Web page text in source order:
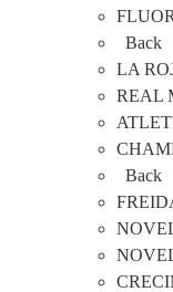
FLUOR
Back
LA
REAL
Back